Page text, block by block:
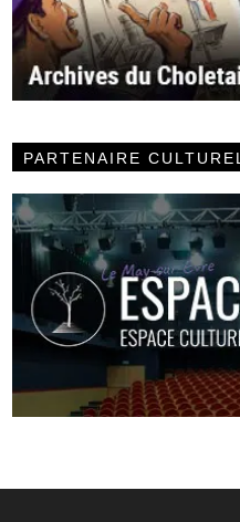
PARTENAIRE CULTUREL